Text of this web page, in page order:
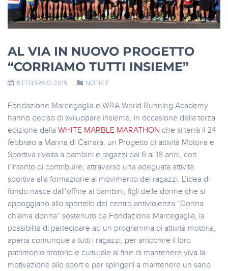
AL VIA IN NUOVO PROGETTO
“CORRIAMO TUTTI INSIEME”
6 FEBBRAIO 2019 NOTIZIE
Fondazione Marcegaglia e WRA World Running Academy
hanno deciso di sviluppare insieme, in occasione della terza
edizione della WHITE MARBLE MARATHON che si terrà il 24
febbraio a Marina di Carrara, un Progetto di attività Motoria e
Sportiva rivolta a bambini e ragazzi dai 6 ai 18 anni, con
l’intento di contribuire, attraverso una adeguata attività
sportiva alla formazione al movimento dei ragazzi. L’idea di
fondo nasce dall’offrire ai bambini, figli delle donne che si
appoggiano allo sportello del centro antiviolenza “Donna
chiama donna” sostenuto da Fondazione Marcegaglia, la
possibilità di partecipare ad un programma di attività motoria,
aperta comunque a tutti i ragazzi, per arricchire il loro
patrimonio motorio e culturale al fine di mantenere viva la
motivazione allo sport e per spingerli a mantenere un sano